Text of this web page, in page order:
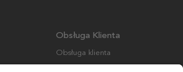
Obsługa Klienta
Obsługa klienta